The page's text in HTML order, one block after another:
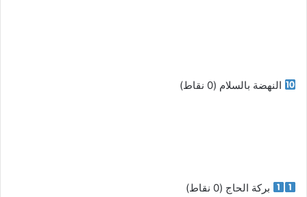
النهضة بالسلام (0 نقاط)
بركة الحاج (0 نقاط)